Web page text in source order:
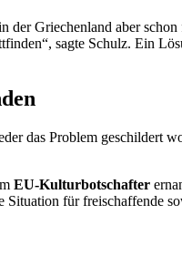
Griechenland aber
sagte Schulz. Ein
das Problem geschildert
EU-Kulturbotschafter
für freischaffende